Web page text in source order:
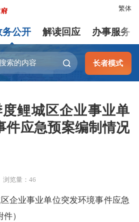
繁体
务公开 解读回应 办事服务
长者模式
度鲤城区企业事业单
件应急预案编制情况
浏览量： 46
企业事业单位突发环境事件应急
）